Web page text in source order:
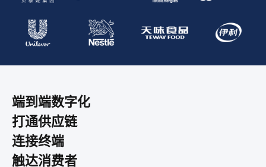
端到端数字化
打通供应链
连接终端
触达消费者